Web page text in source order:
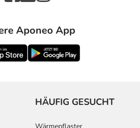
Natriumhyaluronat (0,10 %)
Sorbitol, Natriumcitrat,
gereinigtes Wasser.
Aponeo App
HÄUFIG GESUCHT